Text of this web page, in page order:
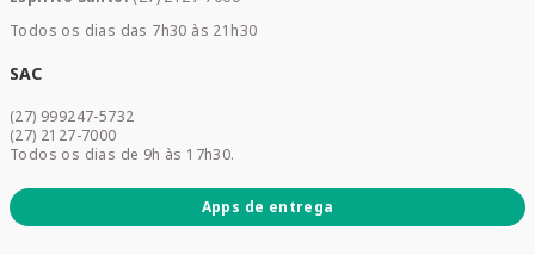
Dermocosméticos
Promoções
Todos os dias das 7h30 às 21h30
SAC
(27) 999247-5732
(27) 2127-7000
Todos os dias de 9h às 17h30.
Apps de entrega